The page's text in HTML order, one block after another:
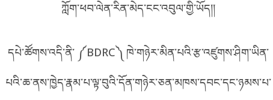
བོད་ཡིག
ཀློག་ཕབ་ལེན་རིན་མེད་ངང་འབུལ་གྱི་ཡོད།།
དཔེ་ཚོགས་འདི་ནི་ ༼BDRC༽ ཁེ་གཉེར་མིན་པའི་རྩ་འཛུགས་ཤིག་ཡིན་
པའི་ཆ་ནས་ཁྱེད་རྣམ་པ་ལྟ་བུའི་དོན་གཉེར་ཅན་མཁས་དབང་དང་ཉམས་པ་